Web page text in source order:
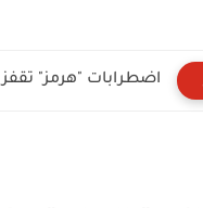
اضطرابات "هرمز" تقفز